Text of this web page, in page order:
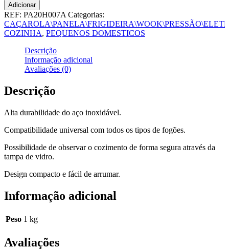
Adicionar
REF: PA20H007A Categorias:
COZINHA, PEQUENOS DOMESTICOS
Descrição
Informação adicional
Avaliações (0)
Descrição
Alta durabilidade do aço inoxidável.
Compatibilidade universal com todos os tipos de fogões.
Possibilidade de observar o cozimento de forma segura através da
tampa de vidro.
Design compacto e fácil de arrumar.
Informação adicional
Peso 1 kg
Avaliações